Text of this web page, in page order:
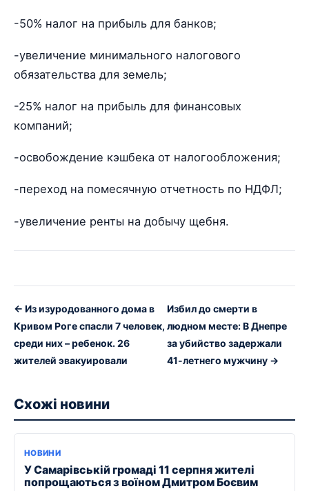
-50% налог на прибыль для банков;
-увеличение минимального налогового
обязательства для земель;
-25% налог на прибыль для финансовых
компаний;
-освобождение кэшбека от налогообложения;
-переход на помесячную отчетность по НДФЛ;
-увеличение ренты на добычу щебня.
← Из изуродованного дома в
Кривом Роге спасли 7 человек,
среди них – ребенок. 26
жителей эвакуировали
Избил до смерти в
людном месте: В Днепре
за убийство задержали
41-летнего мужчину →
Схожі новини
НОВИНИ
У Самарівській громаді 11 серпня жителі
попрощаються з воїном Дмитром Боєвим